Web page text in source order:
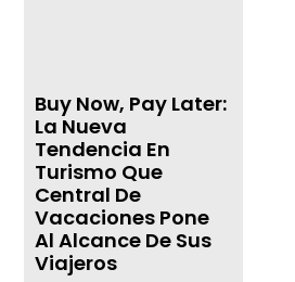
Buy Now, Pay Later:
La Nueva
Tendencia En
Turismo Que
Central De
Vacaciones Pone
Al Alcance De Sus
Viajeros